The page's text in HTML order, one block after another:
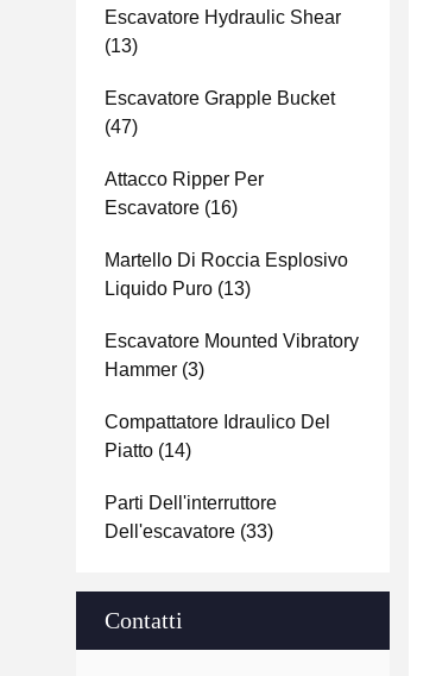
Escavatore Hydraulic Shear
(13)
Escavatore Grapple Bucket
(47)
Attacco Ripper Per
Escavatore (16)
Martello Di Roccia Esplosivo
Liquido Puro (13)
Escavatore Mounted Vibratory
Hammer (3)
Compattatore Idraulico Del
Piatto (14)
Parti Dell'interruttore
Dell'escavatore (33)
Contatti